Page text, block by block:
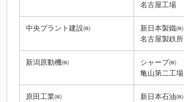
名古屋工場
中央プラント建設㈱
新日本製鐵㈱
名古屋製鉄所
新潟原動機㈱
シャープ㈱
亀山第二工場
原田工業㈱
新日本石油㈱